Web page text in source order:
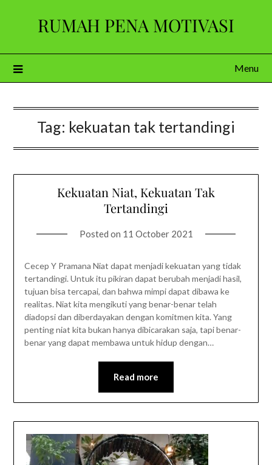
RUMAH PENA MOTIVASI
Menu
Tag: kekuatan tak tertandingi
Kekuatan Niat, Kekuatan Tak
Tertandingi
Posted on 11 October 2021
Cecep Y Pramana Niat dapat menjadi kekuatan yang tidak
tertandingi. Untuk itu pikiran dapat berubah menjadi hasil,
tujuan bisa tercapai, dan bahwa mimpi dapat dibawa ke
realitas. Niat kita mengikuti yang benar-benar telah
diadopsi dan diberdayakan dengan komitmen kita. Yang
penting niat kita bukan hanya dibicarakan saja, tapi benar-
benar yang dapat membawa untuk hidup dengan…
Read more